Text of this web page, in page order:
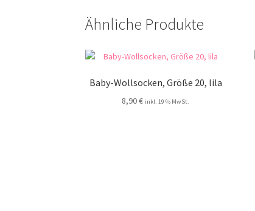
Ähnliche Produkte
Baby-Wollsocken, Größe 20, lila
8,90€ inkl. 19 % MwSt.